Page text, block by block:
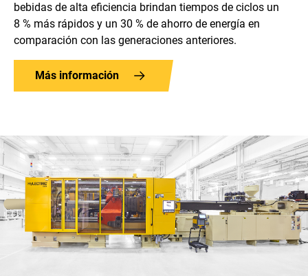
bebidas de alta eficiencia brindan tiempos de ciclos un
8 % más rápidos y un 30 % de ahorro de energía en
comparación con las generaciones anteriores.
Más información